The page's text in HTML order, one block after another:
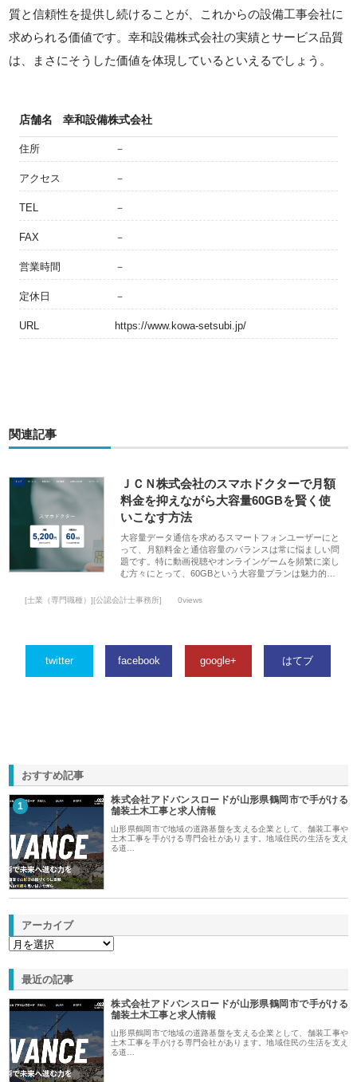
質と信頼性を提供し続けることが、これからの設備工事会社に
求められる価値です。幸和設備株式会社の実績とサービス品質
は、まさにそうした価値を体現しているといえるでしょう。
店舗名 幸和設備株式会社
住所 －
アクセス －
TEL －
FAX －
営業時間 －
定休日 －
URL https://www.kowa-setsubi.jp/
関連記事
ＪＣＮ株式会社のスマホドクターで月額
料金を抑えながら大容量60GBを賢く使
いこなす方法
大容量データ通信を求めるスマートフォンユーザーにと
って、月額料金と通信容量のバランスは常に悩ましい問
題です。特に動画視聴やオンラインゲームを頻繁に楽し
む方々にとって、60GBという大容量プランは魅力的…
[士業（専門職種）][公認会計士事務所] 0views
twitter facebook google+ はてブ
おすすめ記事
1
株式会社アドバンスロードが山形県鶴岡市で手がける
舗装土木工事と求人情報
山形県鶴岡市で地域の道路基盤を支える企業として、舗装工事や
土木工事を手がける専門会社があります。地域住民の生活を支え
る道…
アーカイブ
最近の記事
株式会社アドバンスロードが山形県鶴岡市で手がける
舗装土木工事と求人情報
山形県鶴岡市で地域の道路基盤を支える企業として、舗装工事や
土木工事を手がける専門会社があります。地域住民の生活を支え
る道…